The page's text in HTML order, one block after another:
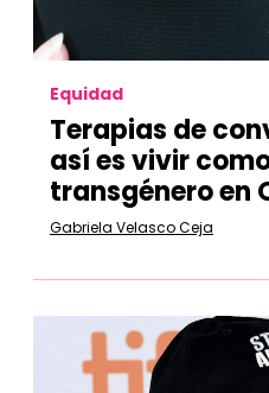
Equidad
Terapias de
así es vivir
transgénero en
Gabriela Velasco Ceja